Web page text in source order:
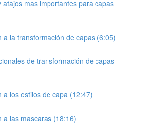
atajos mas importantes para capas
a la transformación de capas (6:05)
de transformación de capas
a los estilos de capa (12:47)
a las mascaras (18:16)